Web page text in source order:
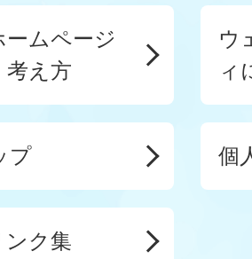
ムページ
考え方
ウ
ィ
プ 個
ンク集